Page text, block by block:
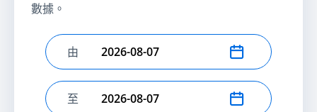
數據。
選擇開始日期
由
選擇結束日期
至